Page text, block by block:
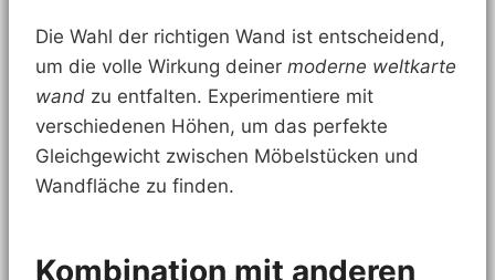
Die Wahl der richtigen Wand ist entscheidend,
um die volle Wirkung deiner moderne weltkarte
wand zu entfalten. Experimentiere mit
verschiedenen Höhen, um das perfekte
Gleichgewicht zwischen Möbelstücken und
Wandfläche zu finden.
Kombination mit anderen